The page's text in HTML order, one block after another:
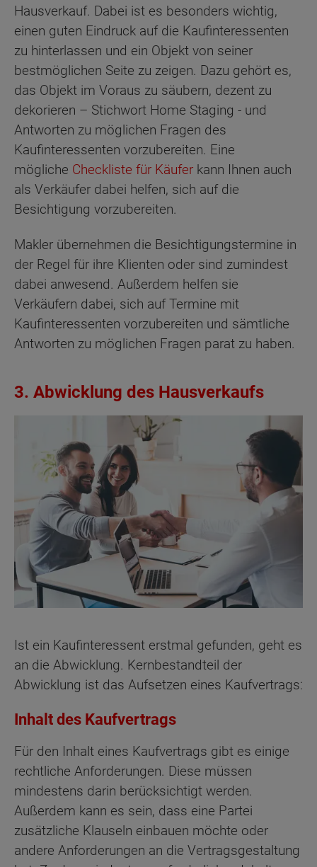
Hausverkauf. Dabei ist es besonders wichtig,
einen guten Eindruck auf die Kaufinteressenten
zu hinterlassen und ein Objekt von seiner
bestmöglichen Seite zu zeigen. Dazu gehört es,
das Objekt im Voraus zu säubern, dezent zu
dekorieren – Stichwort Home Staging - und
Antworten zu möglichen Fragen des
Kaufinteressenten vorzubereiten. Eine
mögliche Checkliste für Käufer kann Ihnen auch
als Verkäufer dabei helfen, sich auf die
Besichtigung vorzubereiten.
Makler übernehmen die Besichtigungstermine in
der Regel für ihre Klienten oder sind zumindest
dabei anwesend. Außerdem helfen sie
Verkäufern dabei, sich auf Termine mit
Kaufinteressenten vorzubereiten und sämtliche
Antworten zu möglichen Fragen parat zu haben.
3. Abwicklung des Hausverkaufs
Ist ein Kaufinteressent erstmal gefunden, geht es
an die Abwicklung. Kernbestandteil der
Abwicklung ist das Aufsetzen eines Kaufvertrags:
Inhalt des Kaufvertrags
Für den Inhalt eines Kaufvertrags gibt es einige
rechtliche Anforderungen. Diese müssen
mindestens darin berücksichtigt werden.
Außerdem kann es sein, dass eine Partei
zusätzliche Klauseln einbauen möchte oder
andere Anforderungen an die Vertragsgestaltung